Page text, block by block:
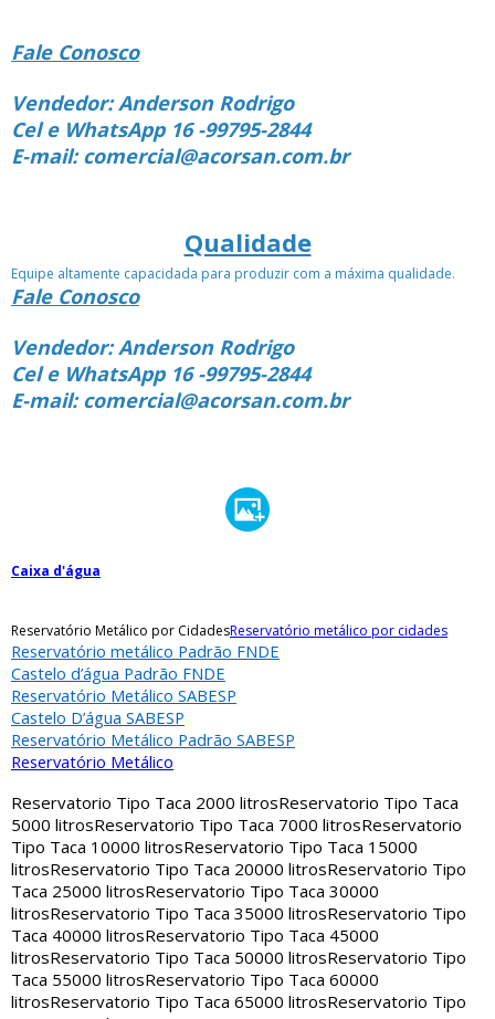
Fale Conosco
Vendedor: Anderson Rodrigo
Cel e WhatsApp 16 -99795-2844
E-mail: comercial@acorsan.com.br
Qualidade
Equipe altamente capacidada para produzir com a máxima qualidade.
Fale Conosco
Vendedor: Anderson Rodrigo
Cel e WhatsApp 16 -99795-2844
E-mail: comercial@acorsan.com.br
Caixa d'água
Reservatório Metálico por CidadesReservatório metálico por cidades
Reservatório metálico Padrão FNDE
Castelo d’água Padrão FNDE
Reservatório Metálico SABESP
Castelo D’água SABESP
Reservatório Metálico Padrão SABESP
Reservatório Metálico
Reservatorio Tipo Taca 2000 litrosReservatorio Tipo Taca
5000 litrosReservatorio Tipo Taca 7000 litrosReservatorio
Tipo Taca 10000 litrosReservatorio Tipo Taca 15000
litrosReservatorio Tipo Taca 20000 litrosReservatorio Tipo
Taca 25000 litrosReservatorio Tipo Taca 30000
litrosReservatorio Tipo Taca 35000 litrosReservatorio Tipo
Taca 40000 litrosReservatorio Tipo Taca 45000
litrosReservatorio Tipo Taca 50000 litrosReservatorio Tipo
Taca 55000 litrosReservatorio Tipo Taca 60000
litrosReservatorio Tipo Taca 65000 litrosReservatorio Tipo